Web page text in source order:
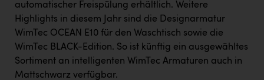
automatischer Freispülung erhältlich. Weitere
Highlights in diesem Jahr sind die Designarmatur
WimTec OCEAN E10 für den Waschtisch sowie die
WimTec BLACK-Edition. So ist künftig ein ausgewähltes
Sortiment an intelligenten WimTec Armaturen auch in
Mattschwarz verfügbar.